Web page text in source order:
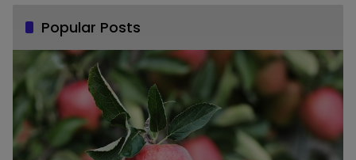
Popular Posts